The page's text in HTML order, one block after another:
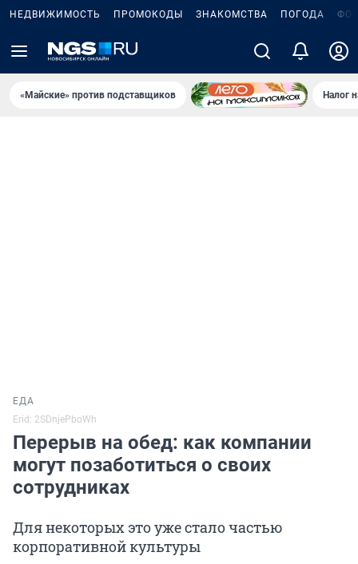
НЕДВИЖИМОСТЬ ПРОМОКОДЫ ЗНАКОМСТВА ПОГОДА
«Майские» против подставщиков Налог
ЕДА
Erid: 2SDnjePboWh
Перерыв на обед: как компании
могут позаботиться о своих
сотрудниках
Для некоторых это уже стало частью
корпоративной культуры